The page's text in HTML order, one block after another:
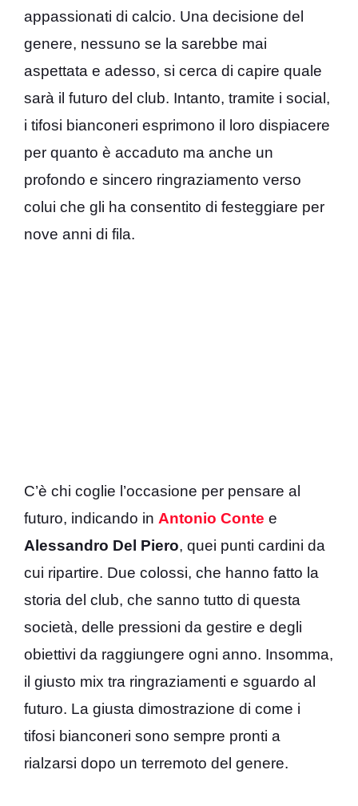
appassionati di calcio. Una decisione del
genere, nessuno se la sarebbe mai
aspettata e adesso, si cerca di capire quale
sarà il futuro del club. Intanto, tramite i social,
i tifosi bianconeri esprimono il loro dispiacere
per quanto è accaduto ma anche un
profondo e sincero ringraziamento verso
colui che gli ha consentito di festeggiare per
nove anni di fila.
C’è chi coglie l’occasione per pensare al
futuro, indicando in Antonio Conte e
Alessandro Del Piero, quei punti cardini da
cui ripartire. Due colossi, che hanno fatto la
storia del club, che sanno tutto di questa
società, delle pressioni da gestire e degli
obiettivi da raggiungere ogni anno. Insomma,
il giusto mix tra ringraziamenti e sguardo al
futuro. La giusta dimostrazione di come i
tifosi bianconeri sono sempre pronti a
rialzarsi dopo un terremoto del genere.